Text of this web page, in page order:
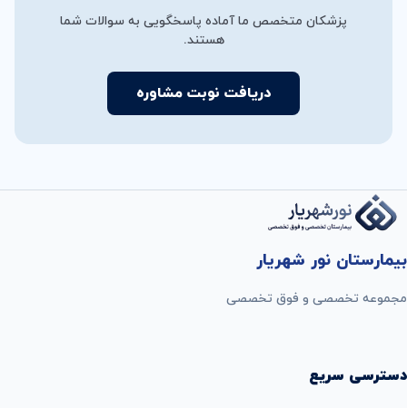
پزشکان متخصص ما آماده پاسخگویی به سوالات شما
هستند.
دریافت نوبت مشاوره
بیمارستان نور شهریار
مجموعه تخصصی و فوق تخصصی
دسترسی سریع